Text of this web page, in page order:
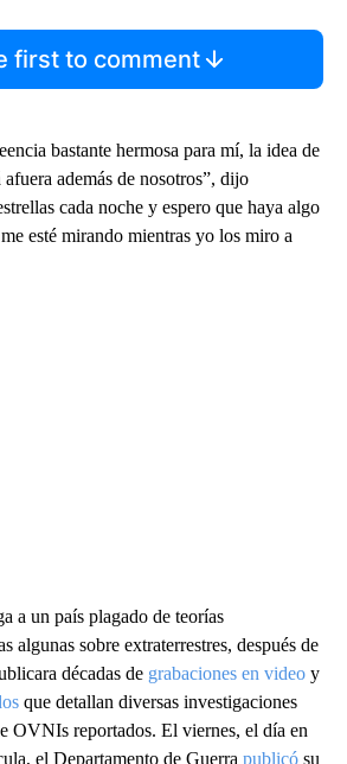
first to comment
bastante hermosa para mí, la idea de
además de nosotros”, dijo
cada noche y espero que haya algo
esté mirando mientras yo los miro a
a un país plagado de teorías
algunas sobre extraterrestres, después de
décadas de grabaciones en video y
que detallan diversas investigaciones
OVNIs reportados. El viernes, el día en
el Departamento de Guerra publicó su